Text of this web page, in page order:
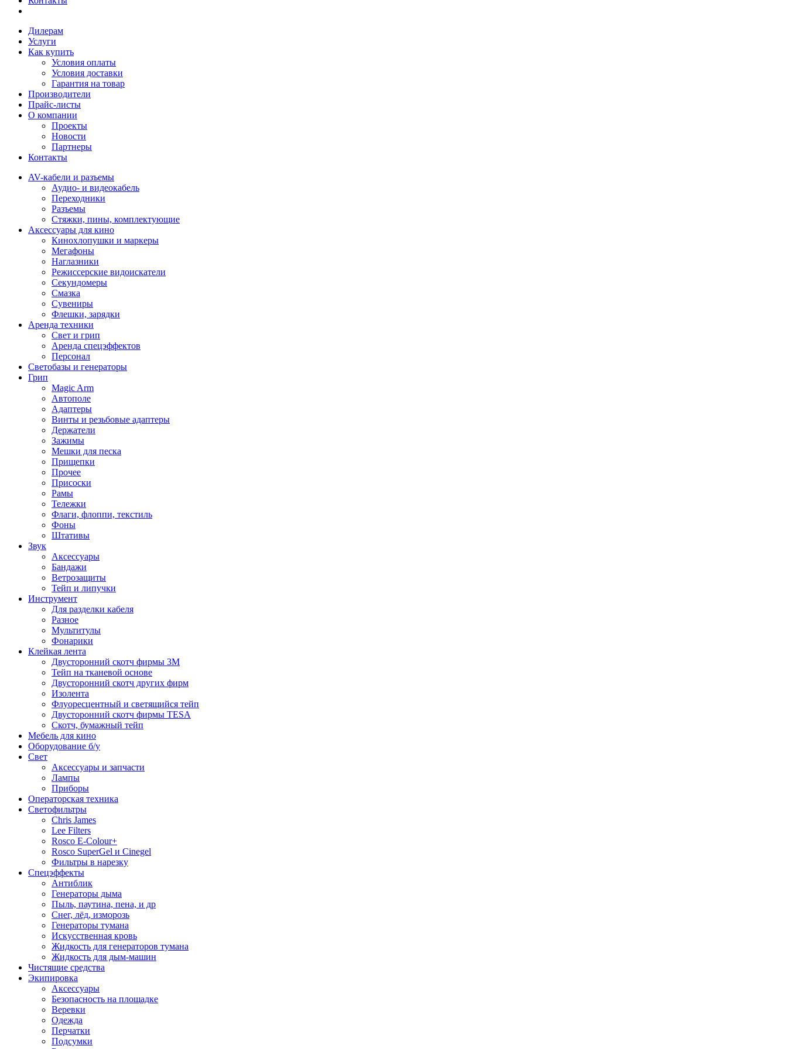
Дилерам
Услуги
Как купить
Условия оплаты
Условия доставки
Гарантия на товар
Производители
Прайс-листы
О компании
Проекты
Новости
Партнеры
Контакты
AV-кабели и разъемы
Аудио- и видеокабель
Переходники
Разъемы
Стяжки, пины, комплектующие
Аксессуары для кино
Кинохлопушки и маркеры
Мегафоны
Наглазники
Режиссерские видоискатели
Секундомеры
Смазка
Сувениры
Флешки, зарядки
Аренда техники
Свет и грип
Аренда спецэффектов
Персонал
Светобазы и генераторы
Грип
Magic Arm
Автополе
Адаптеры
Винты и резьбовые адаптеры
Держатели
Зажимы
Мешки для песка
Прищепки
Прочее
Присоски
Рамы
Тележки
Флаги, флоппи, текстиль
Фоны
Штативы
Звук
Аксессуары
Бандажи
Ветрозащиты
Тейп и липучки
Инструмент
Для разделки кабеля
Разное
Мультитулы
Фонарики
Клейкая лента
Двусторонний скотч фирмы 3M
Тейп на тканевой основе
Двусторонний скотч других фирм
Изолента
Флуоресцентный и светящийся тейп
Двусторонний скотч фирмы TESA
Скотч, бумажный тейп
Мебель для кино
Оборудование б/у
Свет
Аксессуары и запчасти
Лампы
Приборы
Операторская техника
Светофильтры
Chris James
Lee Filters
Rosco E-Colour+
Rosco SuperGel и Cinegel
Фильтры в нарезку
Спецэффекты
Антиблик
Генераторы дыма
Пыль, паутина, пена, и др
Снег, лёд, изморозь
Генераторы тумана
Искусственная кровь
Жидкость для генераторов тумана
Жидкость для дым-машин
Чистящие средства
Экипировка
Аксессуары
Безопасность на площадке
Веревки
Одежда
Перчатки
Подсумки